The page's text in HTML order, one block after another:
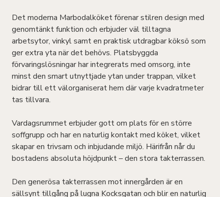
Det moderna Marbodalköket förenar stilren design med
genomtänkt funktion och erbjuder väl tilltagna
arbetsytor, vinkyl samt en praktisk utdragbar köksö som
ger extra yta när det behövs. Platsbyggda
förvaringslösningar har integrerats med omsorg, inte
minst den smart utnyttjade ytan under trappan, vilket
bidrar till ett välorganiserat hem där varje kvadratmeter
tas tillvara.
Vardagsrummet erbjuder gott om plats för en större
soffgrupp och har en naturlig kontakt med köket, vilket
skapar en trivsam och inbjudande miljö. Härifrån når du
bostadens absoluta höjdpunkt – den stora takterrassen.
Den generösa takterrassen mot innergården är en
sällsynt tillgång på lugna Kocksgatan och blir en naturlig